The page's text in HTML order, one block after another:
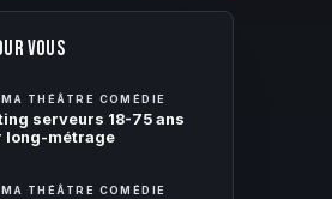
VOUS
THÉÂTRE COMÉDIE
serveurs 18-75 ans
long-métrage
THÉÂTRE COMÉDIE